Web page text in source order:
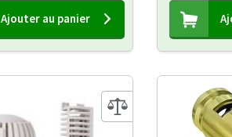
Ajouter au panier